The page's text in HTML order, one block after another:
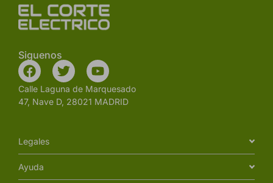
Siguenos
Calle Laguna de Marquesado
47, Nave D, 28021 MADRID
Legales
Ayuda